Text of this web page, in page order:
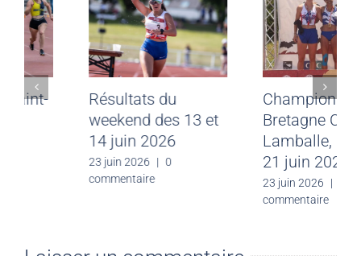
Meeting CJF Saint-
Malo du 28 juin
| 0
commentaire
Résultats du
weekend des 13 et
14 juin 2026
| 0
commentaire